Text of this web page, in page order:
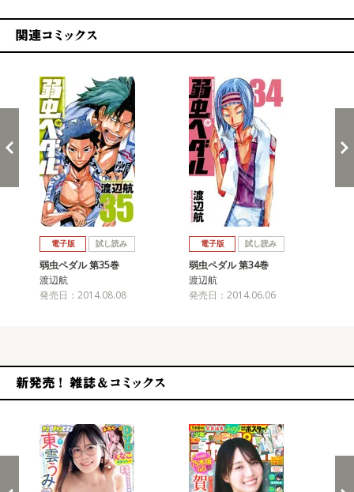
電子版 試し読み
弱虫ペダル 第35巻
渡辺航
発売日：2014.08.08
電子版 試し読み
弱虫ペダル 第34巻
渡辺航
発売日：2014.06.06